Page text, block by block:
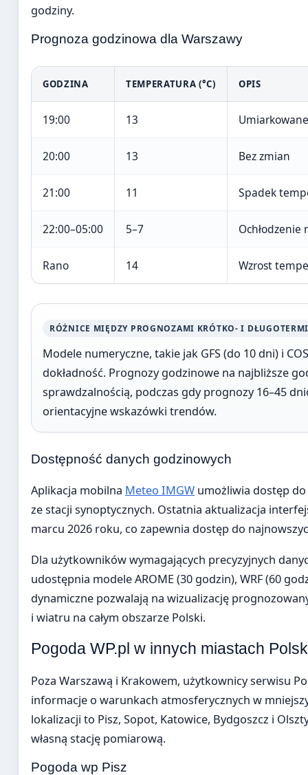
godziny.
Prognoza godzinowa dla Warszawy
GODZINA TEMPERATURA (°C) OPIS
19:00 13
20:00 13 Bez zmian
21:00 11 Spadek
22:00–05:00 5–7 Ochłodzenie
Rano 14 Wzrost
RÓŻNICE MIĘDZY PROGNOZAMI KRÓTKO- I
Modele numeryczne, takie jak GFS (do 10 dni) i
dokładność. Prognozy godzinowe na najbliższe
sprawdzalnością, podczas gdy prognozy 16–45
orientacyjne wskazówki trendów.
Dostępność danych godzinowych
Aplikacja mobilna Meteo IMGW umożliwia dostęp
ze stacji synoptycznych. Ostatnia aktualizacja
marcu 2026 roku, co zapewnia dostęp do
Dla użytkowników wymagających precyzyjnych
udostępnia modele AROME (30 godzin), WRF (60
dynamiczne pozwalają na wizualizację
i wiatru na całym obszarze Polski.
Pogoda WP.pl w innych miastach
Poza Warszawą i Krakowem, użytkownicy serwisu
informacje o warunkach atmosferycznych w
lokalizacji to Pisz, Sopot, Katowice, Bydgoszcz i
własną stację pomiarową.
Pogoda wp Pisz